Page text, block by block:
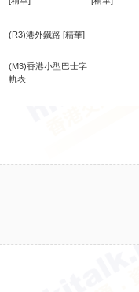
(R3)港外鐵路 [精華]
(M3)香港小型巴士字
軌表